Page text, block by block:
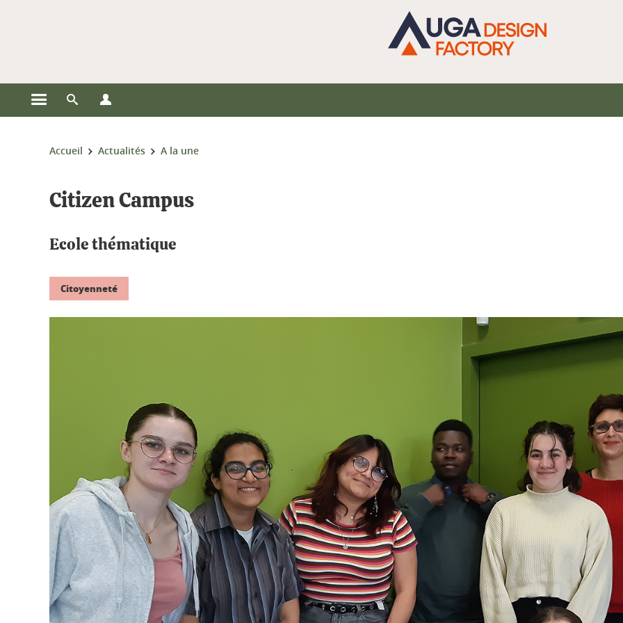
Ouvrir le menu principal
Ouvrir le moteur de recherche
Vous êtes ici :
Accueil Actualités A la une
Citizen Campus
Ecole thématique
Citoyenneté